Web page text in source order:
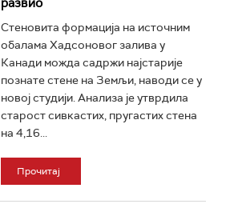
развио
Стеновита формација на источним
обалама Хадсоновог залива у
Канади можда садржи најстарије
познате стене на Земљи, наводи се у
новој студији. Анализа је утврдила
старост сивкастих, пругастих стена
на 4,16...
Прочитај